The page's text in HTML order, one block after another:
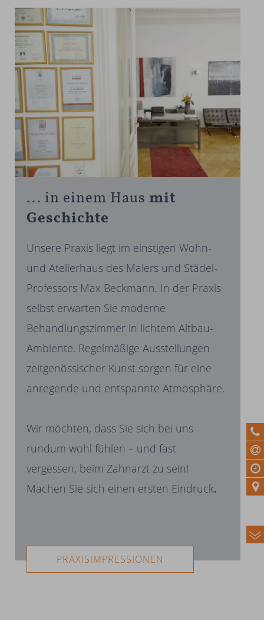
... in einem Haus­ mit
Geschichte
Unsere Praxis liegt im einstigen Wohn-
und Atelierhaus des Malers und Städel-
Professors Max Beckmann. In der Praxis
selbst erwarten Sie moderne
Behandlungszimmer in lichtem Altbau-
Ambiente. Regelmäßige Ausstellungen
zeitgenössischer Kunst sorgen für eine
anregende und entspannte Atmosphäre.
Wir möchten, dass Sie sich bei uns
rundum wohl fühlen – und fast
vergessen, beim Zahnarzt zu sein!
Machen Sie sich einen ersten Eindruck.
PRAXISIMPRESSIONEN